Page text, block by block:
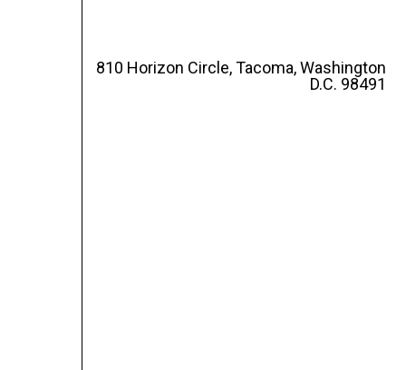
810 Horizon Circle, Tacoma, Washington
D.C. 98491